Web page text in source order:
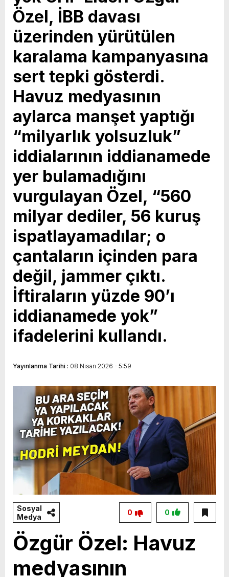
Vahap Seçer
Paylaşımda; Türkiye Belediyeler Birliği Başkanı
ve Mersin Büyükşehir Belediye Başkanımız
Sayın Vahap Seçer’i makamında ziyaret ettik.
Kentimiz başta olmak üzere yerel yönetimlere
ilişkin birçok konuda fikir alışverişinde
bulunduk. Ortak akıl ve iş birliğiyle hayata
geçireceğimiz çalışmalar üzerine verimli bir
görüşme gerçekleştirdik. Nazik ev sahipliği ve
kıymetli değerlendirmeleri için Başkanımız
Sayın Vahap Seçer’e teşekkür ediyorum.
Vahap Seçer
Özel, İBB davası
üzerinden yürütülen
karalama kampanyasına
sert tepki gösterdi.
Havuz medyasının
aylarca manşet yaptığı
“milyarlık yolsuzluk”
iddialarının iddianamede
yer bulamadığını
vurgulayan Özel, “560
milyar dediler, 56 kuruş
ispatlayamadılar; o
çantaların içinden para
değil, jammer çıktı.
İftiraların yüzde 90’ı
iddianamede yok”
ifadelerini kullandı.
Yayınlanma Tarihi : 08 Nisan 2026 - 5:59
Sosyal
Medya
0
0
Özgür Özel: Havuz
medyasının